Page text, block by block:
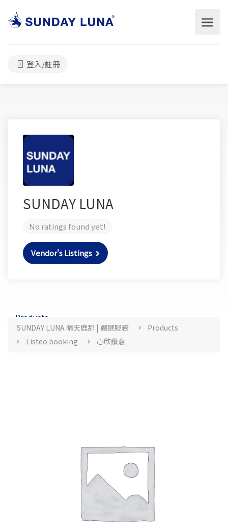
登入/註冊
SUNDAY LUNA
No ratings found yet!
Vendor's Listings
Products
SUNDAY LUNA 晴天鹿那 | 嚴選服務
Products
Listeo booking
心欣鑽意